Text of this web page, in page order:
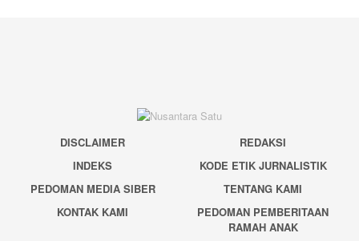
DISCLAIMER
REDAKSI
INDEKS
KODE ETIK JURNALISTIK
PEDOMAN MEDIA SIBER
TENTANG KAMI
KONTAK KAMI
PEDOMAN PEMBERITAAN
RAMAH ANAK